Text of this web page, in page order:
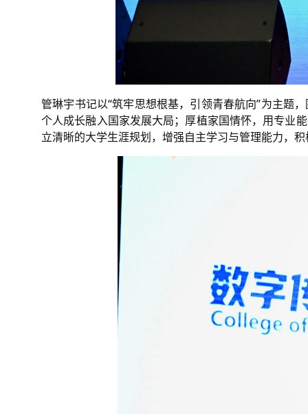
管琳宇书记以“筑牢思想根基，引领青春航向”为主题
个人成长融入国家发展大局；厚植家国情怀，用专业
立清晰的大学生涯规划，增强自主学习与管理能力，